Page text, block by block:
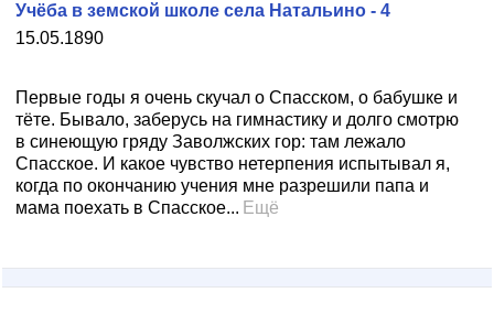
15.05.1890
Учёба в земской школе села Натальино - 4
Первые годы я очень скучал о Спасском, о бабушке и
тёте. Бывало, заберусь на гимнастику и долго смотрю
в синеющую гряду Заволжских гор: там лежало
Спасское. И какое чувство нетерпения испытывал я,
когда по окончанию учения мне разрешили папа и
мама поехать в Спасское... Ещё